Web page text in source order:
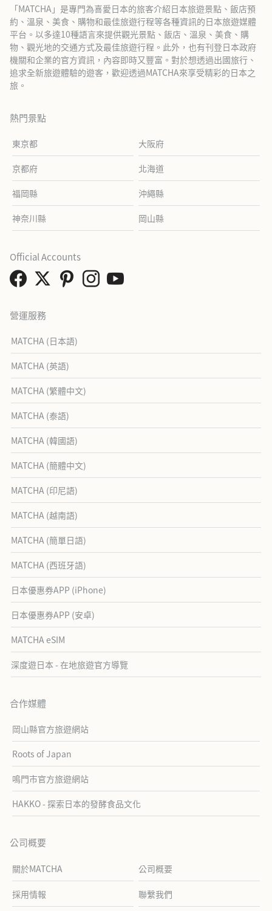
「MATCHA」是專門為喜愛日本的旅客介紹日本旅遊景點、飯店預
約、溫泉、美食、購物和最佳旅遊行程等各種資訊的日本旅遊媒體
平台。以多達10種語言來提供觀光景點、飯店、溫泉、美食、購
物、觀光地的交通方式及最佳旅遊行程。此外，也有刊登日本政府
機關和企業的官方資訊，內容即時又豐富。對於想透過出國旅行、
追求全新旅遊體驗的遊客，歡迎透過MATCHA來享受精彩的日本之
旅。
熱門景點
東京都 大阪府
京都府 北海道
福岡縣 沖繩縣
神奈川縣 岡山縣
營運服務
MATCHA (日本語)
MATCHA (英語)
MATCHA (繁體中文)
MATCHA (泰語)
MATCHA (韓國語)
MATCHA (簡體中文)
MATCHA (印尼語)
MATCHA (越南語)
MATCHA (簡單日語)
MATCHA (西班牙語)
日本優惠券APP (iPhone)
日本優惠券APP (安卓)
MATCHA eSIM
深度遊日本 - 在地旅遊官方導覽
合作媒體
岡山縣官方旅遊網站
Roots of Japan
鳴門市官方旅遊網站
HAKKO - 探索日本的發酵食品文化
公司概要
關於MATCHA 公司概要
採用情報 聯繫我們
Official Accounts